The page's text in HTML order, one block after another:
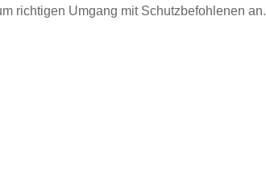
richtigen Umgang mit Schutzbefohlenen an.